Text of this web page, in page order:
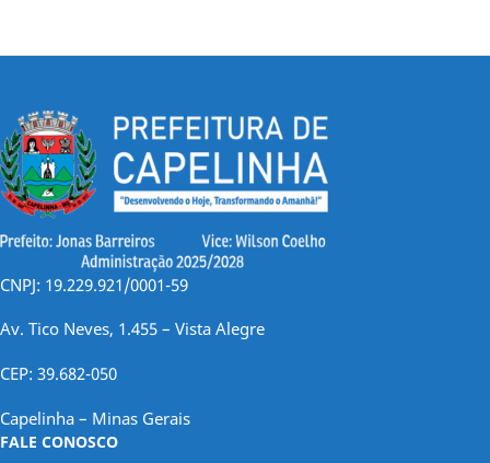
CNPJ: 19.229.921/0001-59
Av. Tico Neves, 1.455 – Vista Alegre
CEP: 39.682-050
Capelinha – Minas Gerais
FALE CONOSCO